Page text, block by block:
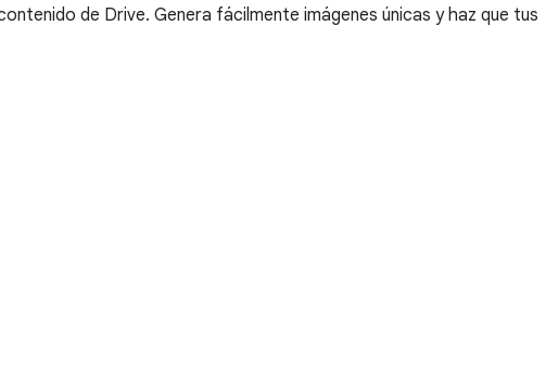
de Drive. Genera fácilmente imágenes únicas y haz que tus